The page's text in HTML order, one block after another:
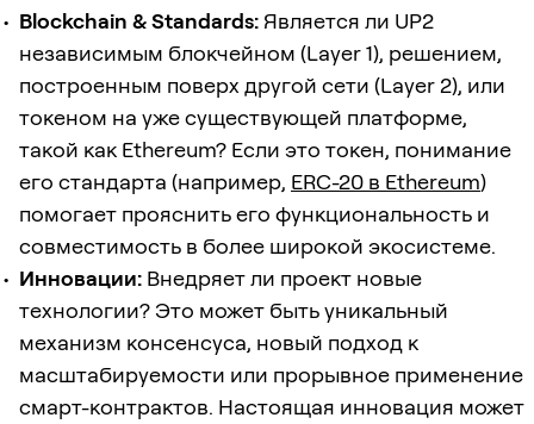
Blockchain & Standards: Является ли UP2
независимым блокчейном (Layer 1), решением,
построенным поверх другой сети (Layer 2), или
токеном на уже существующей платформе,
такой как Ethereum? Если это токен, понимание
его стандарта (например, ERC-20 в Ethereum)
помогает прояснить его функциональность и
совместимость в более широкой экосистеме.
Инновации: Внедряет ли проект новые
технологии? Это может быть уникальный
механизм консенсуса, новый подход к
масштабируемости или прорывное применение
смарт-контрактов. Настоящая инновация может